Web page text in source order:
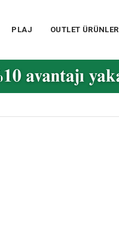
PLAJ OUTLET ÜRÜNLER